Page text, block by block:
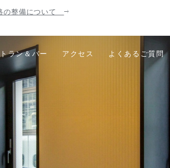
ラン＆バー アクセス よくあるご質問
の整備について